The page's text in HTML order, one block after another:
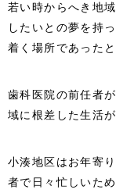
若い時からへき地
したいとの夢を持
着く場所であった
歯科医院の前任者
域に根差した生活
小湊地区はお年寄
者で日々忙しいた